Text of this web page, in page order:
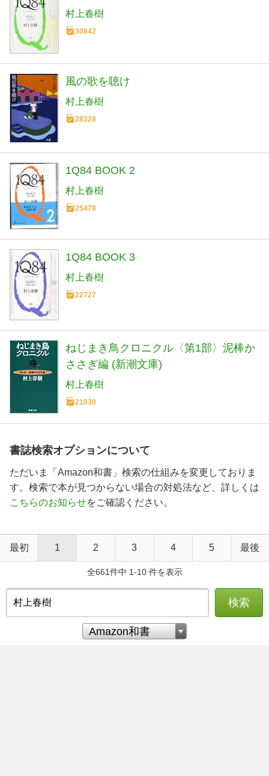
村上春樹
30842
風の歌を聴け
村上春樹
28328
1Q84 BOOK 2
村上春樹
25478
1Q84 BOOK 3
村上春樹
22727
ねじまき鳥クロニクル〈第1部〉泥棒か
ささぎ編 (新潮文庫)
村上春樹
21030
書誌検索オプションについて
ただいま「Amazon和書」検索の仕組みを変更しておりま
す。検索で本が見つからない場合の対処法など、詳しくは
こちらのお知らせをご確認ください。
最初 1 2 3 4 5 最後
全661件中 1-10 件を表示
検索